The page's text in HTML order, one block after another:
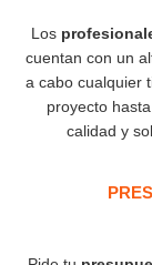
Los
cuentan con un
a cabo cualquier
proyecto
calidad y